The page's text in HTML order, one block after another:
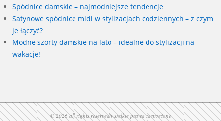
Spódnice damskie – najmodniejsze tendencje
Satynowe spódnice midi w stylizacjach codziennych – z czym
je łączyć?
Modne szorty damskie na lato – idealne do stylizacji na
wakacje!
© 2026 all rights reserved/wszelkie prawa zastrzeżone